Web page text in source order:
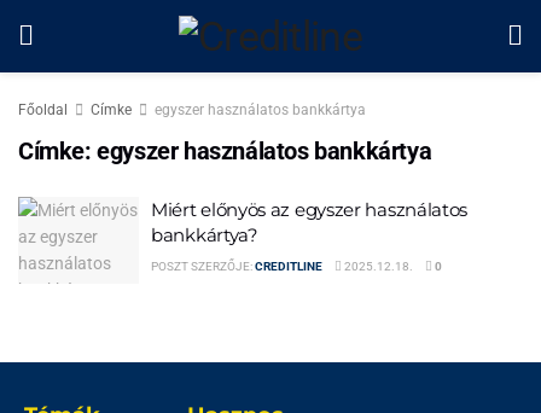
Főoldal Címke egyszer használatos bankkártya
Címke:egyszer használatos bankkártya
Miért előnyös az egyszer használatos
bankkártya?
POSZT SZERZŐJE:CREDITLINE 2025.12.18. 0